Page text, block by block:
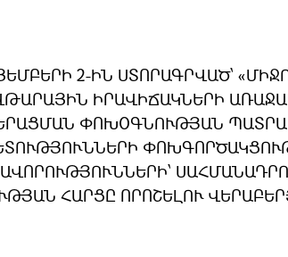
2-ԻՆ ՍՏՈՐԱԳՐՎԱԾ՝
ԻՐԱՎԻՃԱԿՆԵՐԻ
ՓՈԽՕԳՆՈՒԹՅԱՆ
ՀԱՐՑԸ ՈՐՈՇԵԼՈՒ